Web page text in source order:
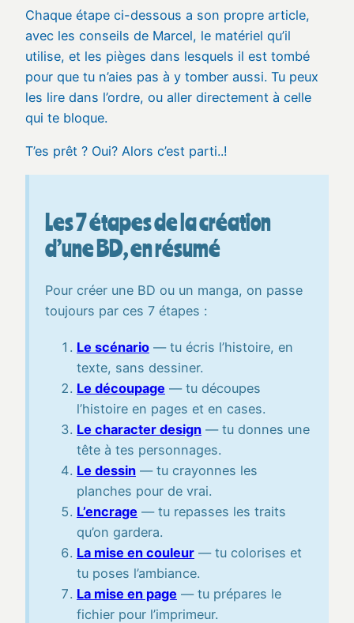
Chaque étape ci-dessous a son propre article,
avec les conseils de Marcel, le matériel qu’il
utilise, et les pièges dans lesquels il est tombé
pour que tu n’aies pas à y tomber aussi. Tu peux
les lire dans l’ordre, ou aller directement à celle
qui te bloque.
T’es prêt ? Oui? Alors c’est parti..!
Les 7 étapes de la création
d’une BD, en résumé
Pour créer une BD ou un manga, on passe
toujours par ces 7 étapes :
Le scénario — tu écris l’histoire, en
texte, sans dessiner.
Le découpage — tu découpes
l’histoire en pages et en cases.
Le character design — tu donnes une
tête à tes personnages.
Le dessin — tu crayonnes les
planches pour de vrai.
L’encrage — tu repasses les traits
qu’on gardera.
La mise en couleur — tu colorises et
tu poses l’ambiance.
La mise en page — tu prépares le
fichier pour l’imprimeur.